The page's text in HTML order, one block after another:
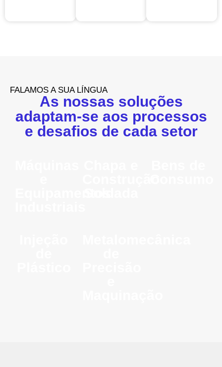
FALAMOS A SUA LÍNGUA
As nossas soluções
adaptam-se aos processos
e desafios de cada setor